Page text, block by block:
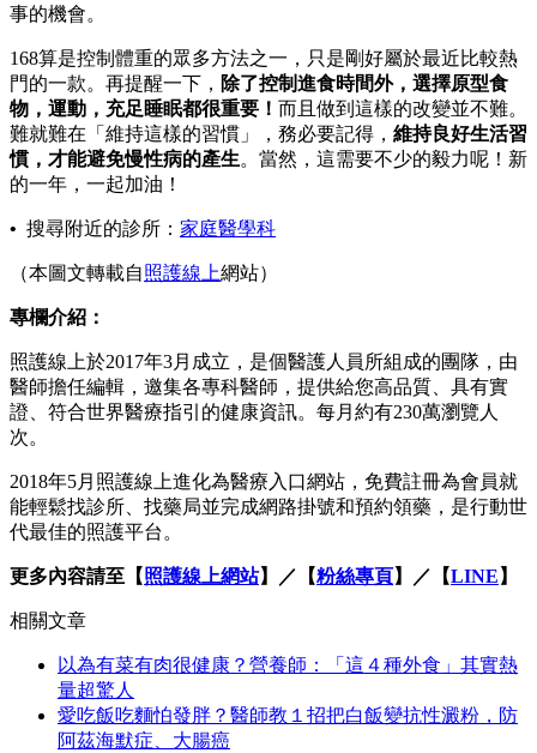
事的機會。
168算是控制體重的眾多方法之一，只是剛好屬於最近比較熱
門的一款。再提醒一下， 除了控制進食時間外，選擇原型食
物，運動，充足睡眠都很重要！ 而且做到這樣的改變並不難。
難就難在「維持這樣的習慣」，務必要記得， 維持良好生活習
慣，才能避免慢性病的產生。當然，這需要不少的毅力呢！新
的一年，一起加油！
• 搜尋附近的診所： 家庭醫學科
（本圖文轉載自照護線上網站）
專欄介紹：
照護線上於2017年3月成立，是個醫護人員所組成的團隊，由
醫師擔任編輯，邀集各專科醫師，提供給您高品質、具有實
證、符合世界醫療指引的健康資訊。每月約有230萬瀏覽人
次。
2018年5月照護線上進化為醫療入口網站，免費註冊為會員就
能輕鬆找診所、找藥局並完成網路掛號和預約領藥，是行動世
代最佳的照護平台。
更多內容請至【照護線上網站】／【粉絲專頁】／【LINE 】
相關文章
以為有菜有肉很健康？營養師：「這４種外食」其實熱
量超驚人
愛吃飯吃麵怕發胖？醫師教１招把白飯變抗性澱粉，防
阿茲海默症、大腸癌